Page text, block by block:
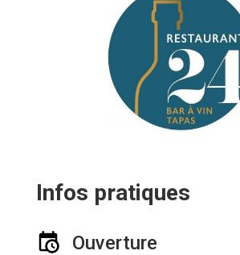
Infos pratiques
Ouverture